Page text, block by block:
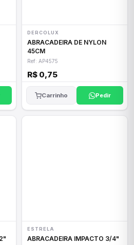
DERCOLUX
ABRACADEIRA DE NYLON
45CM
Ref: AP4575
R$ 0,75
Carrinho Pedir
ESTRELA
ABRACADEIRA IMPACTO 3/4"